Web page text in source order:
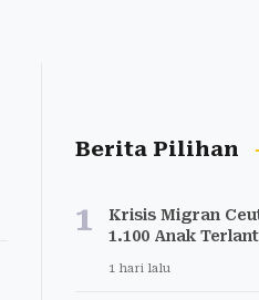
Berita Pilihan
1
Krisis Migran
1.100 Anak
1 hari lalu